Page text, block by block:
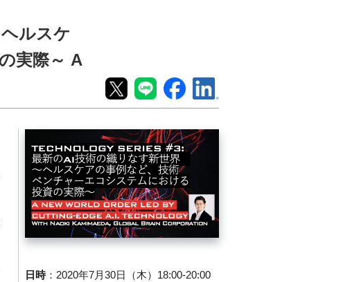
ルスケ
実際～ A
日時： 2020年7月30日（木）18:00-20:00